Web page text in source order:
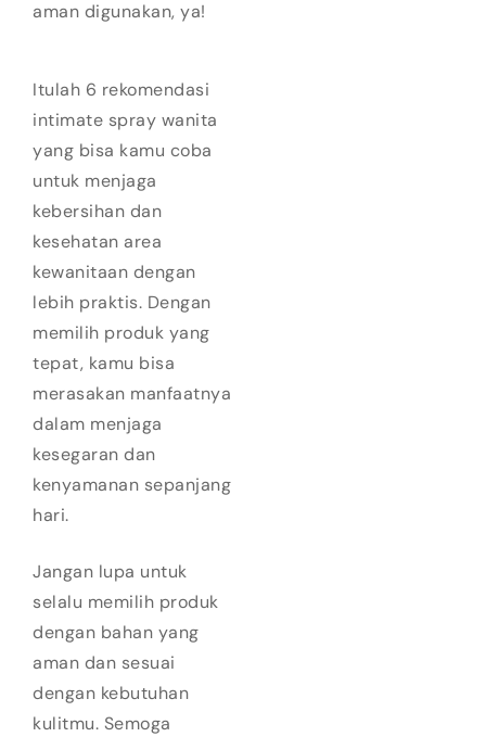
aman digunakan, ya!
Itulah 6 rekomendasi
intimate spray wanita
yang bisa kamu coba
untuk menjaga
kebersihan dan
kesehatan area
kewanitaan dengan
lebih praktis. Dengan
memilih produk yang
tepat, kamu bisa
merasakan manfaatnya
dalam menjaga
kesegaran dan
kenyamanan sepanjang
hari.
Jangan lupa untuk
selalu memilih produk
dengan bahan yang
aman dan sesuai
dengan kebutuhan
kulitmu. Semoga